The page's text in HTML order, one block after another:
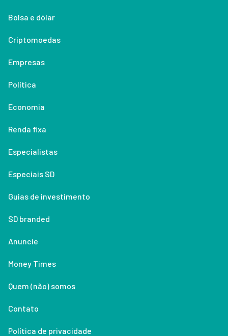
Bolsa e dólar
Criptomoedas
Empresas
Política
Economia
Renda fixa
Especialistas
Especiais SD
Guias de investimento
SD branded
Anuncie
Money Times
Quem (não) somos
Contato
Política de privacidade